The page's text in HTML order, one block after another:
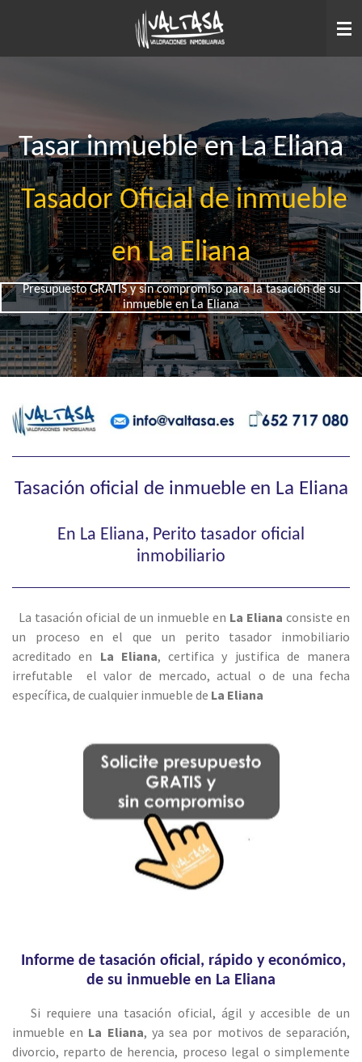
contenido
Tasar inmueble en La Eliana
Tasador Oficial de inmueble
en La Eliana
Presupuesto GRATIS y sin compromiso para la tasación de su
inmueble en La Eliana
Tasación oficial de inmueble en La Eliana
En La Eliana, Perito tasador oficial
inmobiliario
La tasación oficial de un inmueble en La Eliana consiste en
un proceso en el que un perito tasador inmobiliario
acreditado en La Eliana, certifica y justifica de manera
irrefutable el valor de mercado, actual o de una fecha
específica, de cualquier inmueble de La Eliana
Informe de tasación oficial, rápido y económico,
de su inmueble en La Eliana
Si requiere una tasación oficial, ágil y accesible de un
inmueble en La Eliana, ya sea por motivos de separación,
divorcio, reparto de herencia, proceso legal o simplemente